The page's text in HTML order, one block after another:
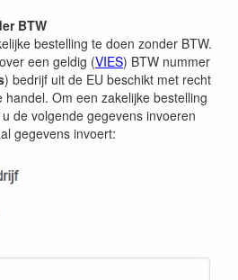
BTW
bestelling te doen zonder BTW.
een geldig (VIES) BTW nummer
) bedrijf uit de EU beschikt met recht
Om een zakelijke bestelling
de volgende gegevens invoeren
gegevens invoert: